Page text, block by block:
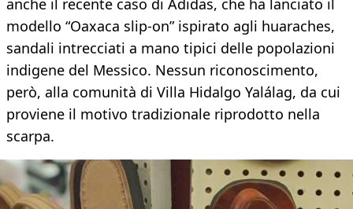
anche il recente caso di Adidas, che ha lanciato il
modello “Oaxaca slip-on” ispirato agli huaraches,
sandali intrecciati a mano tipici delle popolazioni
indigene del Messico. Nessun riconoscimento,
però, alla comunità di Villa Hidalgo Yalálag, da cui
proviene il motivo tradizionale riprodotto nella
scarpa.